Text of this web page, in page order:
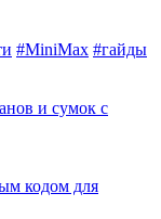
#MiniMax #гайды
и сумок с
кодом для